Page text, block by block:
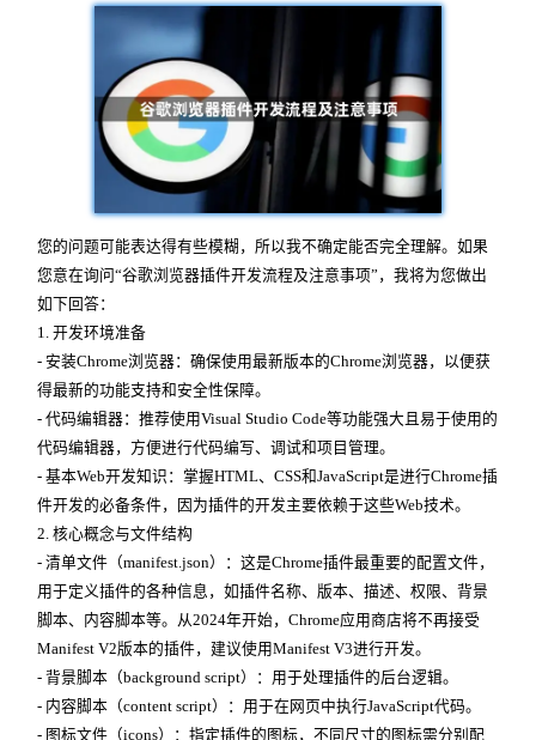
您的问题可能表达得有些模糊，所以我不确定能否完全理解。如果
您意在询问“谷歌浏览器插件开发流程及注意事项”，我将为您做出
如下回答：
1. 开发环境准备
- 安装Chrome浏览器：确保使用最新版本的Chrome浏览器，以便获
得最新的功能支持和安全性保障。
- 代码编辑器：推荐使用Visual Studio Code等功能强大且易于使用的
代码编辑器，方便进行代码编写、调试和项目管理。
- 基本Web开发知识：掌握HTML、CSS和JavaScript是进行Chrome插
件开发的必备条件，因为插件的开发主要依赖于这些Web技术。
2. 核心概念与文件结构
- 清单文件（manifest.json）：这是Chrome插件最重要的配置文件，
用于定义插件的各种信息，如插件名称、版本、描述、权限、背景
脚本、内容脚本等。从2024年开始，Chrome应用商店将不再接受
Manifest V2版本的插件，建议使用Manifest V3进行开发。
- 背景脚本（background script）：用于处理插件的后台逻辑。
- 内容脚本（content script）：用于在网页中执行JavaScript代码。
- 图标文件（icons）：指定插件的图标，不同尺寸的图标需分别配